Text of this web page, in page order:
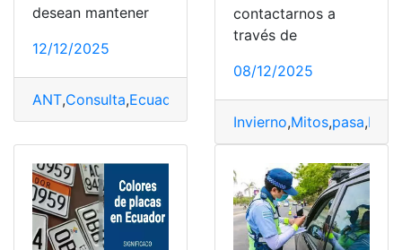
desean mantener
12/12/2025
ANT,Consulta,Ecuador Multas,Placas
contactarnos a
través de
08/12/2025
Invierno,Mitos,pasa,